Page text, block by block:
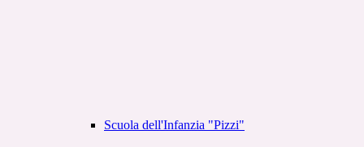
Scuola dell'Infanzia "Pizzi"